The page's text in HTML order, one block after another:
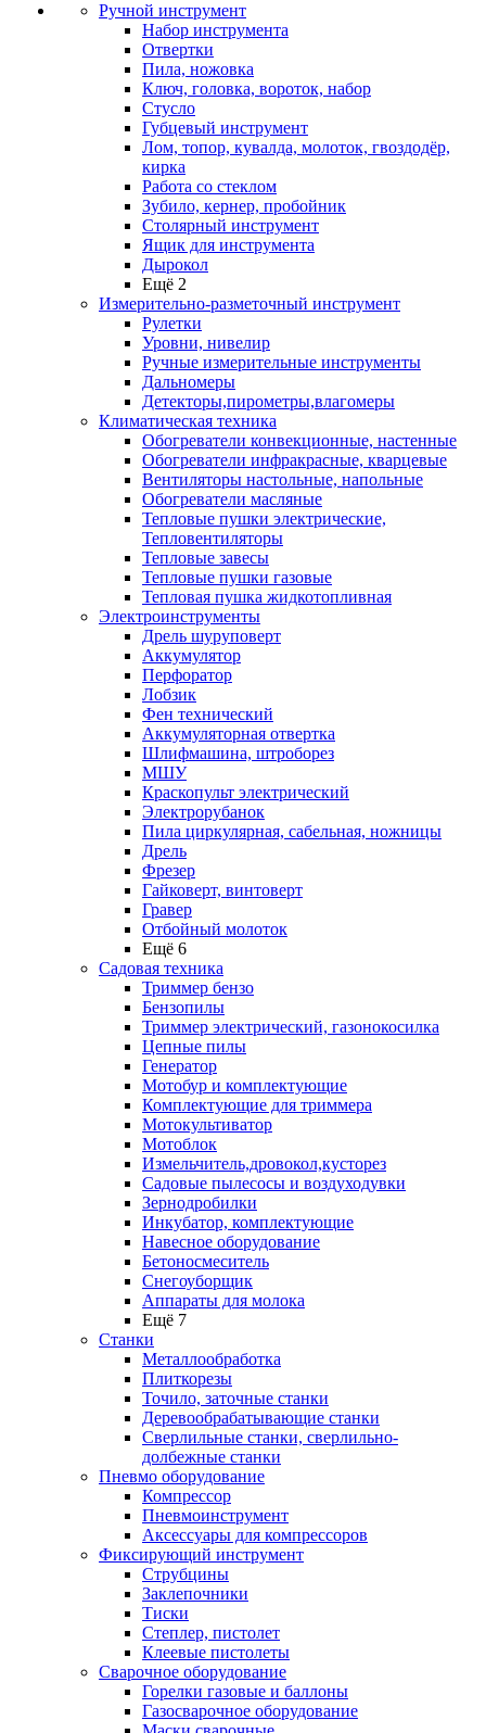
Ручной инструмент
Набор инструмента
Отвертки
Пила, ножовка
Ключ, головка, вороток, набор
Стусло
Губцевый инструмент
Лом, топор, кувалда, молоток, гвоздодёр,
кирка
Работа со стеклом
Зубило, кернер, пробойник
Столярный инструмент
Ящик для инструмента
Дырокол
Ещё 2
Измерительно-разметочный инструмент
Рулетки
Уровни, нивелир
Ручные измерительные инструменты
Дальномеры
Детекторы,пирометры,влагомеры
Климатическая техника
Обогреватели конвекционные, настенные
Обогреватели инфракрасные, кварцевые
Вентиляторы настольные, напольные
Обогреватели масляные
Тепловые пушки электрические,
Тепловентиляторы
Тепловые завесы
Тепловые пушки газовые
Тепловая пушка жидкотопливная
Электроинструменты
Дрель шуруповерт
Аккумулятор
Перфоратор
Лобзик
Фен технический
Аккумуляторная отвертка
Шлифмашина, штроборез
МШУ
Краскопульт электрический
Электрорубанок
Пила циркулярная, сабельная, ножницы
Дрель
Фрезер
Гайковерт, винтоверт
Гравер
Отбойный молоток
Ещё 6
Садовая техника
Триммер бензо
Бензопилы
Триммер электрический, газонокосилка
Цепные пилы
Генератор
Мотобур и комплектующие
Комплектующие для триммера
Мотокультиватор
Мотоблок
Измельчитель,дровокол,кусторез
Садовые пылесосы и воздуходувки
Зернодробилки
Инкубатор, комплектующие
Навесное оборудование
Бетоносмеситель
Снегоуборщик
Аппараты для молока
Ещё 7
Станки
Металлообработка
Плиткорезы
Точило, заточные станки
Деревообрабатывающие станки
Сверлильные станки, сверлильно-
долбежные станки
Пневмо оборудование
Компрессор
Пневмоинструмент
Аксессуары для компрессоров
Фиксирующий инструмент
Струбцины
Заклепочники
Тиски
Степлер, пистолет
Клеевые пистолеты
Сварочное оборудование
Горелки газовые и баллоны
Газосварочное оборудование